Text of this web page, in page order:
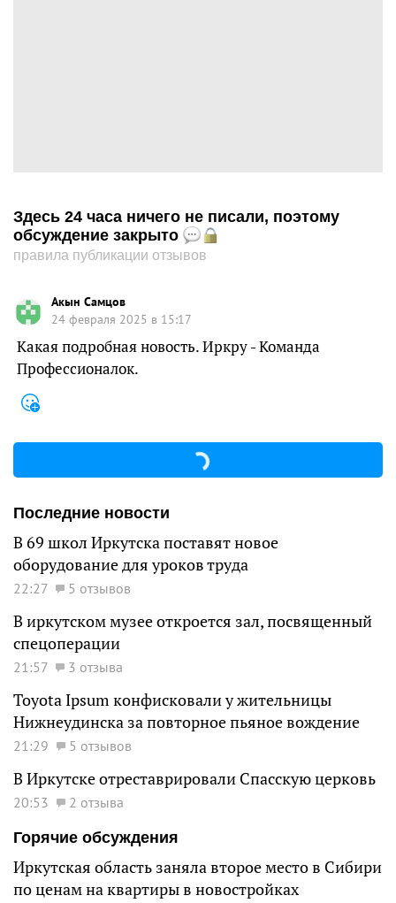
Здесь 24 часа ничего не писали, поэтому
обсуждение закрыто
правила публикации отзывов
Акын Самцов
24 февраля 2025 в 15:17
Какая подробная новость. Иркру - Команда
Профессионалок.
Последние новости
В 69 школ Иркутска поставят новое
оборудование для уроков труда
22:27 5 отзывов
В иркутском музее откроется зал, посвященный
спецоперации
21:57 3 отзыва
Toyota Ipsum конфисковали у жительницы
Нижнеудинска за повторное пьяное вождение
21:29 5 отзывов
В Иркутске отреставрировали Спасскую церковь
20:53
2 отзыва
Горячие обсуждения
Иркутская область заняла второе место в Сибири
по ценам на квартиры в новостройках